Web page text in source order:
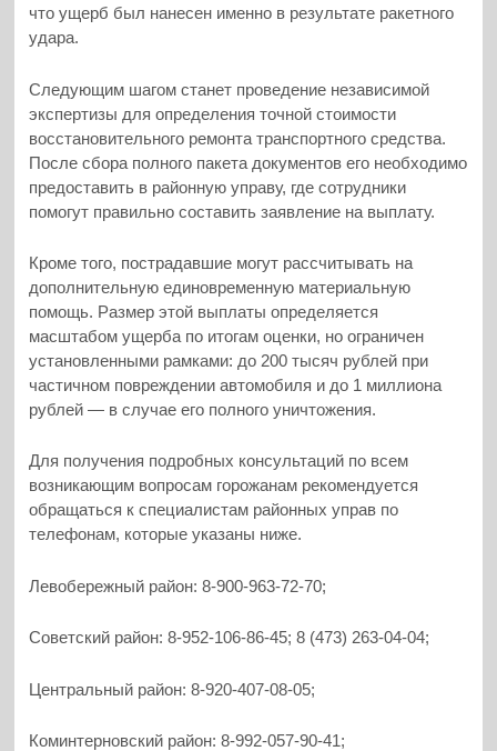
что ущерб был нанесен именно в результате ракетного
удара.
Следующим шагом станет проведение независимой
экспертизы для определения точной стоимости
восстановительного ремонта транспортного средства.
После сбора полного пакета документов его необходимо
предоставить в районную управу, где сотрудники
помогут правильно составить заявление на выплату.
Кроме того, пострадавшие могут рассчитывать на
дополнительную единовременную материальную
помощь. Размер этой выплаты определяется
масштабом ущерба по итогам оценки, но ограничен
установленными рамками: до 200 тысяч рублей при
частичном повреждении автомобиля и до 1 миллиона
рублей — в случае его полного уничтожения.
Для получения подробных консультаций по всем
возникающим вопросам горожанам рекомендуется
обращаться к специалистам районных управ по
телефонам, которые указаны ниже.
Левобережный район: 8-900-963-72-70;
Советский район: 8-952-106-86-45; 8 (473) 263-04-04;
Центральный район: 8-920-407-08-05;
Коминтерновский район: 8-992-057-90-41;